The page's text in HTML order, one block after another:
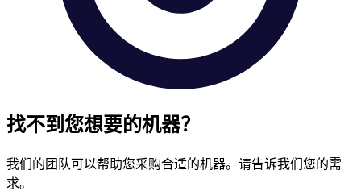
找不到您想要的机器？
我们的团队可以帮助您采购合适的机器。请告诉我们您的需
求。